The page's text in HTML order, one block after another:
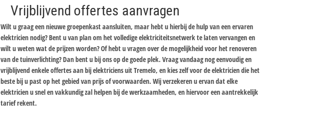
Vrijblijvend offertes aanvragen
Wilt u graag een nieuwe groepenkast aansluiten, maar hebt u hierbij de hulp van een ervaren
elektricien nodig? Bent u van plan om het volledige elektriciteitsnetwerk te laten vervangen en
wilt u weten wat de prijzen worden? Of hebt u vragen over de mogelijkheid voor het renoveren
van de tuinverlichting? Dan bent u bij ons op de goede plek. Vraag vandaag nog eenvoudig en
vrijblijvend enkele offertes aan bij elektriciens uit Tremelo, en kies zelf voor de elektricien die het
beste bij u past op het gebied van prijs of voorwaarden. Wij verzekeren u ervan dat elke
elektricien u snel en vakkundig zal helpen bij de werkzaamheden, en hiervoor een aantrekkelijk
tarief rekent.